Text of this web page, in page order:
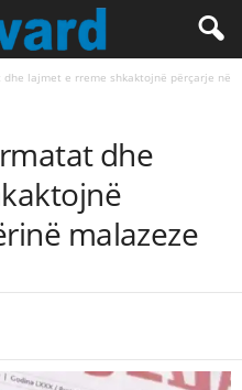
lajmet e rreme shkaktojnë përçarje në
dhe
malazeze